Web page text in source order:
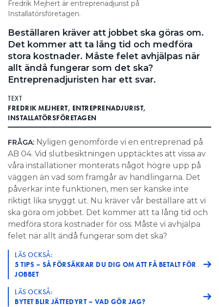
Information om GDPR
Search for:
SEARCH
Fredrik Mejhert är entreprenadjurist på
Installatörsföretagen.
Beställaren kräver att jobbet ska göras om.
Det kommer att ta lång tid och medföra
stora kostnader. Måste felet avhjälpas när
allt ändå fungerar som det ska?
Entreprenadjuristen har ett svar.
TEXT
FREDRIK MEJHERT, ENTREPRENADJURIST,
INSTALLATÖRSFÖRETAGEN
FRÅGA: Nyligen genomförde vi en entreprenad på
AB 04. Vid slutbesiktningen upptäcktes att vissa av
våra installationer monterats något högre upp på
väggen än vad som framgår av handlingarna. Det
påverkar inte funktionen, men ser kanske inte
riktigt lika snyggt ut. Nu kräver vår beställare att vi
ska göra om jobbet. Det kommer att ta lång tid och
medföra stora kostnader för oss. Måste vi avhjälpa
felet när allt ändå fungerar som det ska?
LÄS OCKSÅ:
5 TIPS – SÅ FÖRSÄKRAR DU DIG OM ATT FÅ BETALT FÖR
JOBBET
LÄS OCKSÅ:
BYTET BLIR JÄTTEDYRT – VAD GÖR JAG?